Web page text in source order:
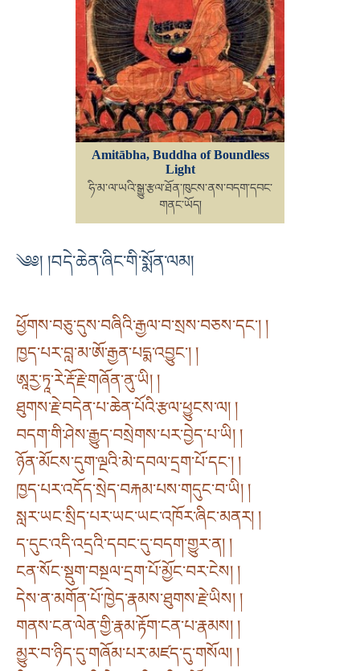
Amitābha, Buddha of Boundless
Light
ཧི་མ་ལ་ཡའི་སྒྱུ་རྩལ་ཐོན་ཁུངས་ནས་བདག་དབང་
གནང་ཡོད།
༄༅། །བདེ་ཆེན་ཞིང་གི་སྨོན་ལམ།
ཕྱོགས་བཅུ་དུས་བཞིའི་རྒྱལ་བ་སྲས་བཅས་དང་། །
ཁྱད་པར་བླ་མ་ཨོ་རྒྱན་པདྨ་འབྱུང་། །
ཨཱརྱ་ཏཱ་རེ་རྡོ་རྗེ་གཞོན་ནུ་ཡི། །
ཐུགས་རྗེ་བདེན་པ་ཆེན་པོའི་རྩལ་ཕྱུངས་ལ། །
བདག་གི་ཤེས་རྒྱུད་བསྲེགས་པར་བྱེད་པ་ཡི། །
ཉོན་མོངས་དུག་ལྔའི་མེ་དབལ་དྲག་པོ་དང་། །
ཁྱད་པར་འདོད་སྲེད་བརྐམ་པས་གདུང་བ་ཡི། །
སླར་ཡང་སྲིད་པར་ཡང་ཡང་འཁོར་ཞིང་མནར། །
ད་དུང་འདི་འདྲའི་དབང་དུ་བདག་གྱུར་ན། །
ངན་སོང་སྡུག་བསྔལ་དྲག་པོ་མྱོང་བར་ངེས། །
དེས་ན་མགོན་པོ་ཁྱེད་རྣམས་ཐུགས་རྗེ་ཡིས། །
གནས་ངན་ལེན་གྱི་རྣམ་རྟོག་ངན་པ་རྣམས། །
མྱུར་བ་ཉིད་དུ་གཞོམ་པར་མཛད་དུ་གསོལ། །